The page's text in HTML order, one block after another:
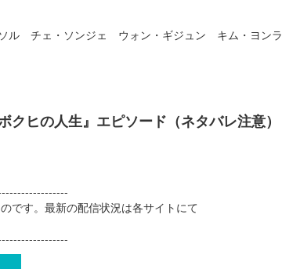
ル チェ・ソンジェ ウォン・ギジュン キム・ヨンラ
ヒの人生』エピソード（ネタバレ注意）
です。最新の配信状況は各サイトにて